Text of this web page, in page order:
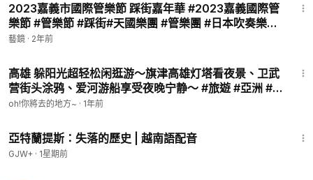
2023嘉義市國際管樂節 踩街嘉年華 #2023嘉義國際管
樂節 #管樂節 #踩街#天國樂團 #管樂團 #日本吹奏樂部
#藝鏡
藝鏡 · 2年前
高雄 躲阳光超轻松闲逛游～旗津高雄灯塔看夜景、卫武
营街头涂鸦、爱河游船享受夜晚宁静～ #旅遊 #亞洲 #
台灣
oh!你將去的地方~ · 1年前
亞特蘭提斯：失落的歷史 | 越南語配音
GJW+ · 1星期前